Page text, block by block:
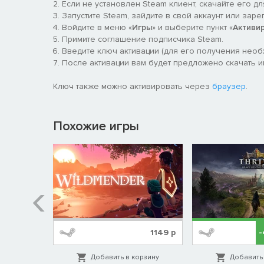
Далекая аномалия, таинственное место крушения
контакт человечества с инопланетными формами
прибытии инопланетян.
фауны и армии роботов — довольно скоро вы
ходу игры будут происходить значимые события,
растущей активности пришельцев на Земле.
к чему стремятся... если, конечно, вы не играете
одна цель: полное уничтожение противника.
В Terra Invicta действует система глобального
и для содействия. Совместный научный прогресс
фракции будут уделять слишком много внимания
преследующим иные цели. Получив достаточную
общественного контроля.
Если не установлен Steam клиент, скачайте его
Запустите Steam, зайдите в свой аккаунт или
Войдите в меню «Игры» и выберите пункт «
Примите соглашение подписчика Steam.
Введите ключ активации (для его получения
После активации вам будет предложено скачать
Ключ также можно активировать через браузер.
Похожие игры
1149 р
Добавить в корзину
-
Добавить